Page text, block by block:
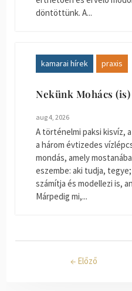
döntöttünk. A...
kamarai hírek praxis
Nekünk Mohács
aug 4, 2026
A történelmi paksi kisvíz,
a három évtizedes
mondás, amely
eszembe: aki tudja,
számítja és modellezi is,
Márpedig mi,...
← Előző